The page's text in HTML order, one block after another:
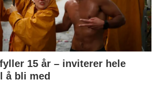
15 år – inviterer hele
å bli med